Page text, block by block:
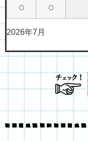
○ ○
2026年7月